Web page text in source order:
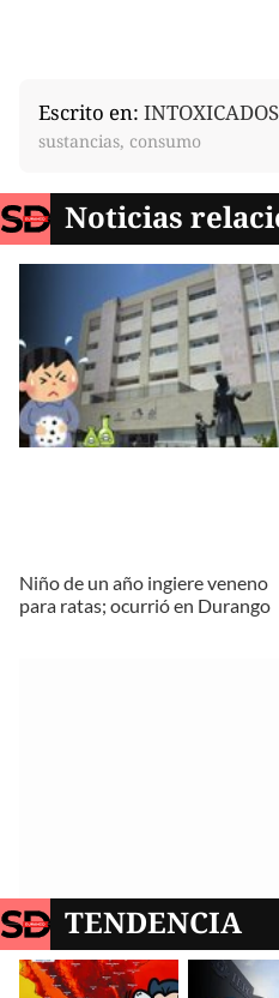
Escrito en: INTOXICADOS
sustancias, consumo
Noticias
Niño de un año ingiere veneno
para ratas; ocurrió en Durango
TENDENCIA